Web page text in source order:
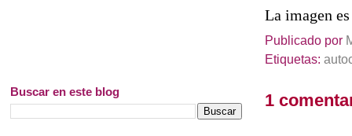
La imagen
Publicado por
Etiquetas:
1
Buscar en este blog